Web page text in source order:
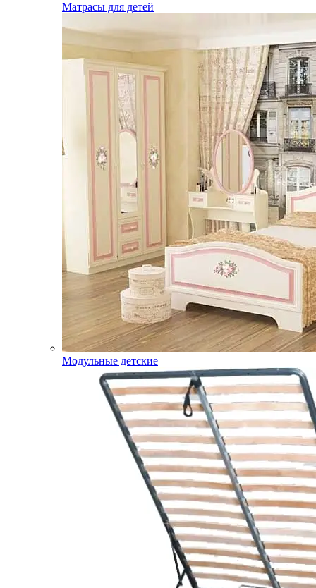
Матрасы для детей
Модульные детские